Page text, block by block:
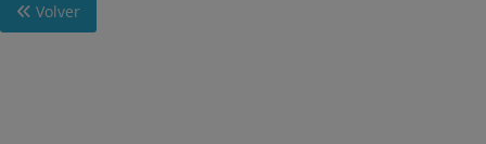
Volver